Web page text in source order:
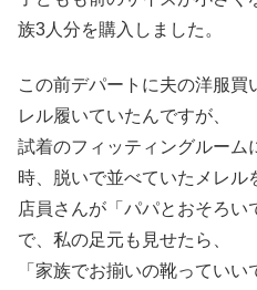
族3人分を購入しました。
この前デパートに夫の洋服買
レル履いていたんですが、
試着のフィッティングルーム
時、脱いで並べていたメレル
店員さんが「パパとおそろ
で、私の足元も見せたら、
「家族でお揃いの靴ってい